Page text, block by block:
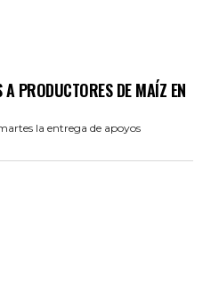
PRODUCTORES DE MAÍZ EN
la entrega de apoyos